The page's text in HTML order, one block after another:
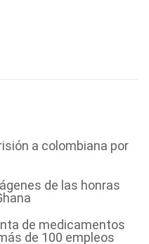
a colombiana por
de las honras
de medicamentos
de 100 empleos